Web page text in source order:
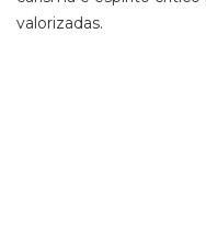
valorizadas.